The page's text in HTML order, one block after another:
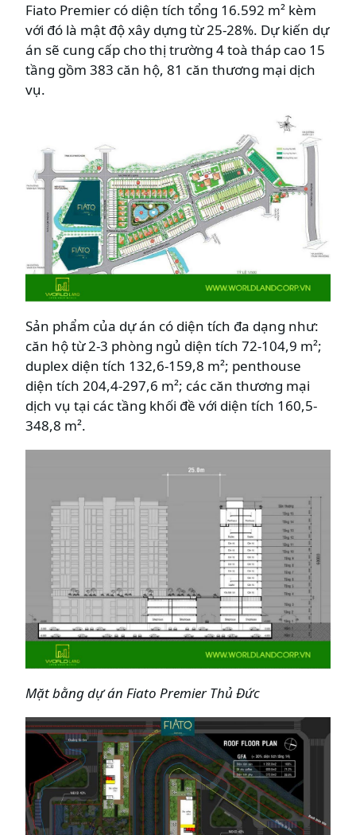
Fiato Premier có diện tích tổng 16.592 m² kèm
với đó là mật độ xây dựng từ 25-28%. Dự kiến dự
án sẽ cung cấp cho thị trường 4 toà tháp cao 15
tầng gồm 383 căn hộ, 81 căn thương mại dịch
vụ.
Sản phẩm của dự án có diện tích đa dạng như:
căn hộ từ 2-3 phòng ngủ diện tích 72-104,9 m²;
duplex diện tích 132,6-159,8 m²; penthouse
diện tích 204,4-297,6 m²; các căn thương mại
dịch vụ tại các tầng khối đề với diện tích 160,5-
348,8 m².
Mặt bằng dự án Fiato Premier Thủ Đức